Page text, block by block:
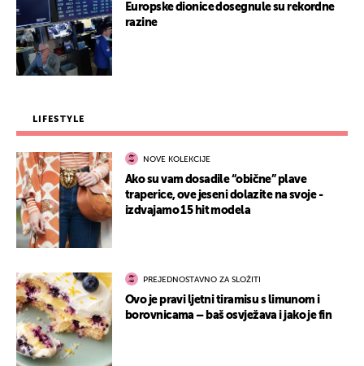
Europske dionice dosegnule su rekordne
razine
LIFESTYLE
NOVE KOLEKCIJE
Ako su vam dosadile “obične” plave
traperice, ove jeseni dolazite na svoje -
izdvajamo 15 hit modela
PREJEDNOSTAVNO ZA SLOŽITI
Ovo je pravi ljetni tiramisu s limunom i
borovnicama – baš osvježava i jako je fin